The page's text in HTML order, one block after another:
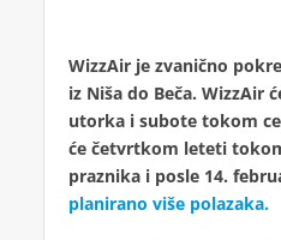
WizzAir je zvanično
iz Niša do Beča. WizzAir
utorka i subote tokom
će četvrtkom leteti
praznika i posle 14.
planirano više polazaka.